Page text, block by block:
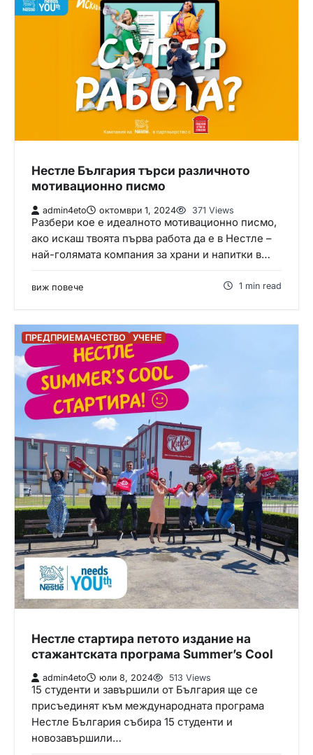
Нестле България търси различното
мотивационно писмо
admin4eto октомври 1, 2024 371 Views
Разбери кое е идеалното мотивационно писмо,
ако искаш твоята първа работа да е в Нестле –
най-голямата компания за храни и напитки в…
виж повече 1 min read
ПРЕДПРИЕМАЧЕСТВО УЧЕНЕ
Нестле стартира петото издание на
стажантската програма Summer’s Cool
admin4eto юли 8, 2024 513 Views
15 студенти и завършили от България ще се
присъединят към международната програма
Нестле България събира 15 студенти и
новозавършили…